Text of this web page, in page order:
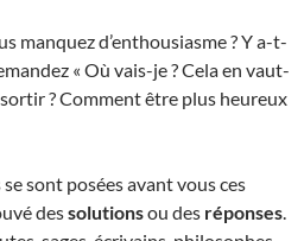
manquez d’enthousiasme ? Y a-t-
« Où vais-je ? Cela en vaut-
sortir ? Comment être plus heureux
sont posées avant vous ces
dessolutionsou des réponses.